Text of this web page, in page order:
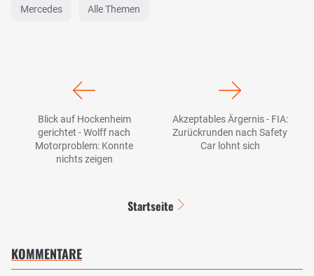
Mercedes Alle Themen
Blick auf Hockenheim
gerichtet - Wolff nach
Motorproblem: Konnte
nichts zeigen
Akzeptables Ärgernis - FIA:
Zurückrunden nach Safety
Car lohnt sich
Startseite
KOMMENTARE